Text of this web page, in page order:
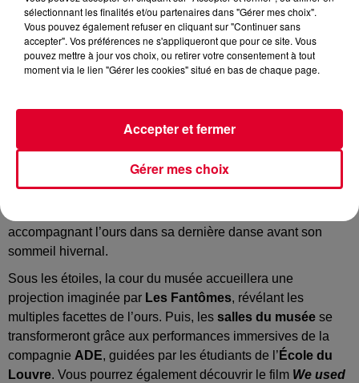
Nature ouvre ses portes pour une soirée unique : la 7e
édition de la Fête de l’Ours
Cette nouvelle édition de laFête de l’Oursva s'installer au
Musée de la Chasse et de la Nature, dans une ambiance à
accompagnant l’ours dans sa dernière danse avant son
sommeil hivernal.
Sous les étoiles, la cour du musée accueillera une
projection imaginée par Les Fantômes, révélant les
multiples facettes de l’ours. Puis, les salles du musée se
transformeront grâce aux performances immersives de la
compagnie ADE, guidées par les étudiants de l’ École du
Louvre. Vous pourrez également découvrir le film We used
sélectionnant les finalités et/ou partenaires dans "Gérer mes choix".
Vous pouvez également refuser en cliquant sur "Continuer sans
accepter". Vos préférences ne s'appliqueront que pour ce site. Vous
pouvez mettre à jour vos choix, ou retirer votre consentement à tout
moment via le lien "Gérer les cookies" situé en bas de chaque page.
Gérer mes choix
Accepter et fermer